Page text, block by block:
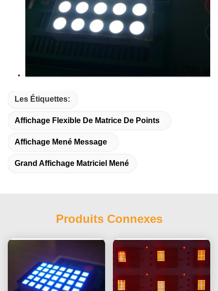
Les Étiquettes:
Affichage Flexible De Matrice De Points
Affichage Mené Message
Grand Affichage Matriciel Mené
Produits Connexes